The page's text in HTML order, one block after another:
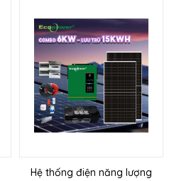
Hệ thống điện năng lượng